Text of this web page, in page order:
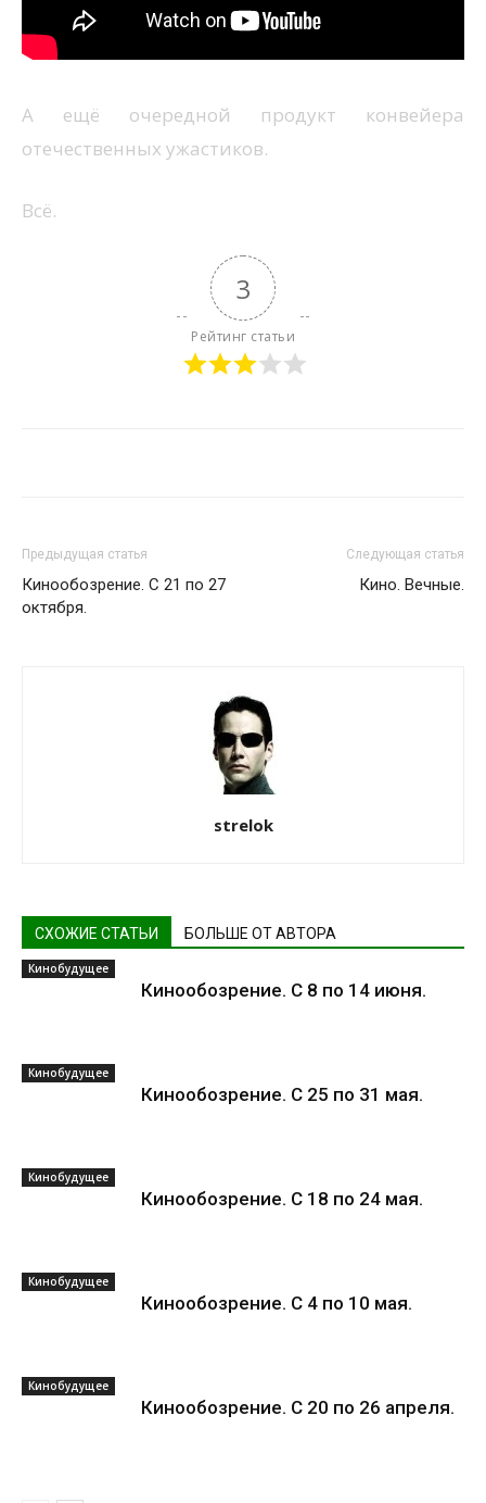
А ещё очередной продукт конвейера
отечественных ужастиков.
Всё.
3
Рейтинг статьи
Предыдущая статья
Кинообозрение. С 21 по 27
октября.
Следующая статья
Кино. Вечные.
strelok
СХОЖИЕ СТАТЬИ БОЛЬШЕ ОТ АВТОРА
Кинобудущее
Кинообозрение. С 8 по 14 июня.
Кинобудущее
Кинообозрение. С 25 по 31 мая.
Кинобудущее
Кинообозрение. С 18 по 24 мая.
Кинобудущее
Кинообозрение. С 4 по 10 мая.
Кинобудущее
Кинообозрение. С 20 по 26 апреля.